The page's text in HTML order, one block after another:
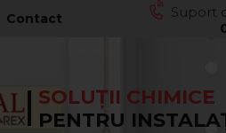
Contact Suport
SOLUȚII CHIMICE
PENTRU